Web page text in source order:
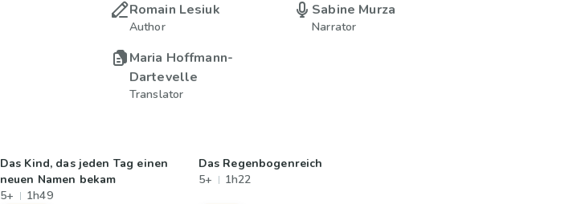
Romain Lesiuk
Author
Sabine Murza
Narrator
Maria Hoffmann-
Dartevelle
Translator
Das Kind, das jeden Tag einen
neuen Namen bekam
5+
1h49
Das Regenbogenreich
5+
1h22